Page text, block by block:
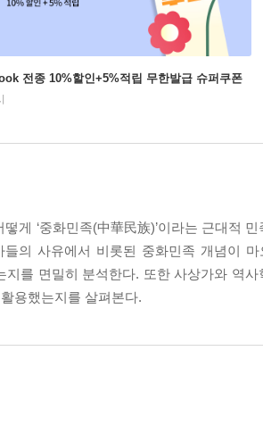
전종 10%할인+5%적립 무한발급 슈퍼쿠폰
게 ‘중화민족(中華民族)’이라는 근대적
의 사유에서 비롯된 중화민족 개념이
지를 면밀히 분석한다. 또한 사상가와 역
용했는지를 살펴본다.